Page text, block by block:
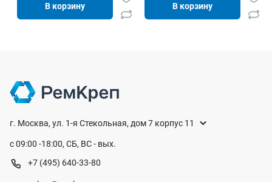
В корзину В корзину
г. Москва, ул. 1-я Стекольная, дом 7 корпус 11
с 09:00 -18:00, СБ, ВС - вых.
+7 (495) 640-33-80